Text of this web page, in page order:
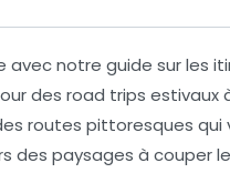
avec notre guide sur les
des road trips estivaux
routes pittoresques qui
des paysages à couper